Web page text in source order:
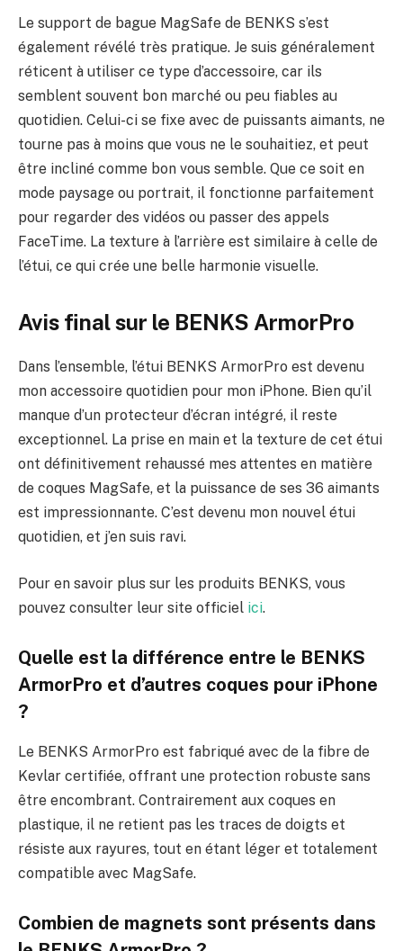
Le support de bague MagSafe de BENKS s’est
également révélé très pratique. Je suis généralement
réticent à utiliser ce type d’accessoire, car ils
semblent souvent bon marché ou peu fiables au
quotidien. Celui-ci se fixe avec de puissants aimants, ne
tourne pas à moins que vous ne le souhaitiez, et peut
être incliné comme bon vous semble. Que ce soit en
mode paysage ou portrait, il fonctionne parfaitement
pour regarder des vidéos ou passer des appels
FaceTime. La texture à l’arrière est similaire à celle de
l’étui, ce qui crée une belle harmonie visuelle.
Avis final sur le BENKS ArmorPro
Dans l’ensemble, l’étui BENKS ArmorPro est devenu
mon accessoire quotidien pour mon iPhone. Bien qu’il
manque d’un protecteur d’écran intégré, il reste
exceptionnel. La prise en main et la texture de cet étui
ont définitivement rehaussé mes attentes en matière
de coques MagSafe, et la puissance de ses 36 aimants
est impressionnante. C’est devenu mon nouvel étui
quotidien, et j’en suis ravi.
Pour en savoir plus sur les produits BENKS, vous
pouvez consulter leur site officiel ici.
Quelle est la différence entre le BENKS
ArmorPro et d’autres coques pour iPhone
?
Le BENKS ArmorPro est fabriqué avec de la fibre de
Kevlar certifiée, offrant une protection robuste sans
être encombrant. Contrairement aux coques en
plastique, il ne retient pas les traces de doigts et
résiste aux rayures, tout en étant léger et totalement
compatible avec MagSafe.
Combien de magnets sont présents dans